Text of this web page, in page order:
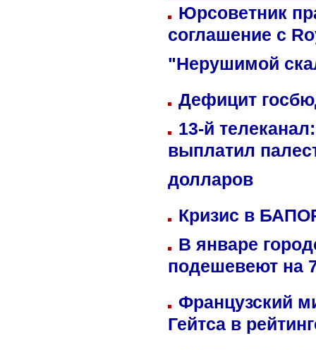
Юрсоветник
соглашение с
"Нерушимой
Дефицит
13-й
выплатил
долларов
Кризис в
В январе
подешевеют на
Французский
Гейтса в